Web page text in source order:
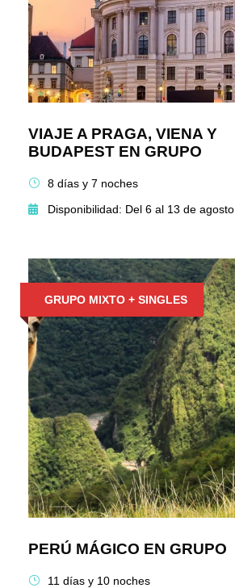
VIAJE A PRAGA, VIENA Y
BUDAPEST EN GRUPO
8 días y 7 noches
Disponibilidad: Del 6 al 13 de agosto
GRUPO MIXTO + SINGLES
PERÚ MÁGICO EN GRUPO
11 días y 10 noches